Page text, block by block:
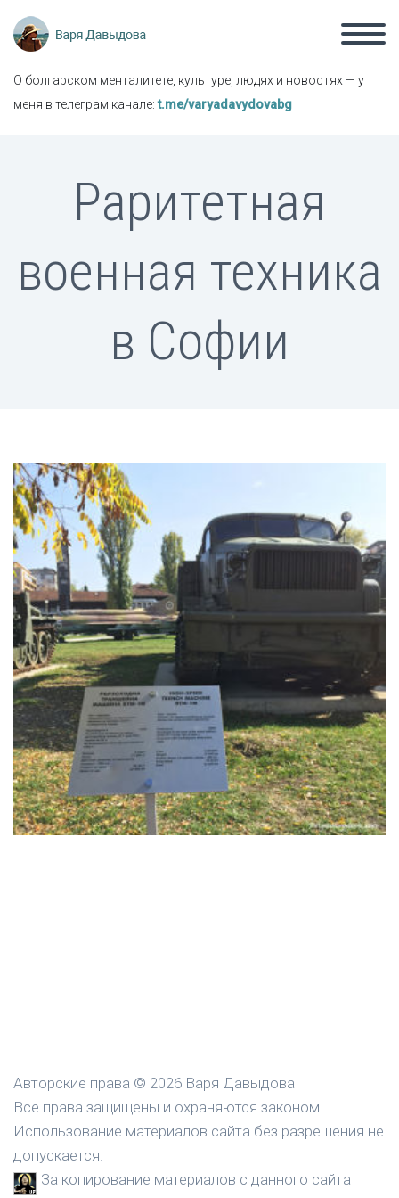
О болгарском менталитете, культуре, людях и новостях — у
меня в телеграм канале:t.me/varyadavydovabg
Раритетная
военная техника
в Софии
Авторские права © 2026 Варя Давыдова
Все права защищены и охраняются законом.
Использование материалов сайта без разрешения не
допускается.
За копирование материалов с данного сайта